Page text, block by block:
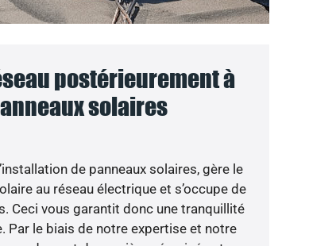
postérieurement à
solaires
de panneaux solaires, gère le
au réseau électrique et s’occupe de
Ceci vous garantit donc une tranquillité
Par le biais de notre expertise et notre